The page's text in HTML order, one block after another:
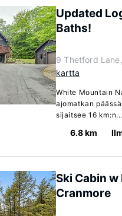
Updated
Baths!
9 Thetford
kartta
White Mountain
ajomatkan
sijaitsee 16 km:n...
6.8 km
Ski Cabin
Cranmore